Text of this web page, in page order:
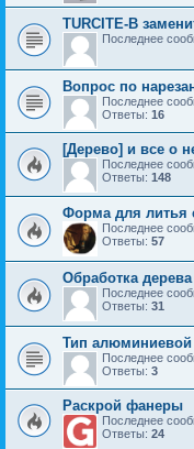
TURCITE-B
Последнее
Вопрос по
Последнее
Ответы: 16
[Дерево] и все о
Последнее
Ответы: 148
Форма для литья
Последнее
Ответы: 57
Обработка
Последнее
Ответы: 31
Тип
Последнее
Ответы: 3
Раскрой фанеры
Последнее
Ответы: 24